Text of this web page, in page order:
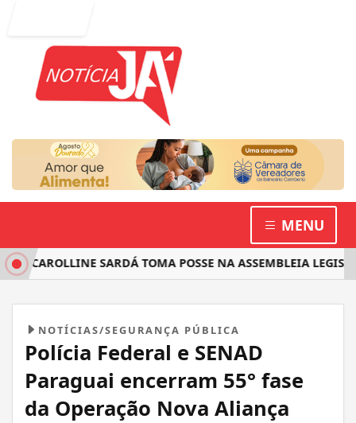
MENU
SARDÁ TOMA POSSE NA ASSEMBLEIA
NOTÍCIAS/SEGURANÇA PÚBLICA
Polícia Federal e SENAD
Paraguai encerram 55° fase
da Operação Nova Aliança